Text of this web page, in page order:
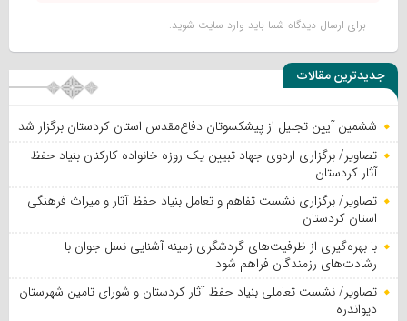
برای ارسال دیدگاه شما باید وارد سایت شوید.
جدیدترین مقالات
ششمین آیین تجلیل از پیشکسوتان دفاع‌مقدس استان کردستان برگزار شد
تصاویر/ برگزاری اردوی جهاد تبیین یک روزه خانواده کارکنان بنیاد حفظ
آثار کردستان
تصاویر/ برگزاری نشست تفاهم و تعامل بنیاد حفظ آثار و میراث فرهنگی
استان کردستان
با بهره‌گیری از ظرفیت‌های گردشگری زمینه آشنایی نسل جوان با
رشادت‌های رزمندگان فراهم شود
تصاویر/ نشست تعاملی بنیاد حفظ آثار کردستان و شورای تامین شهرستان
دیواندره